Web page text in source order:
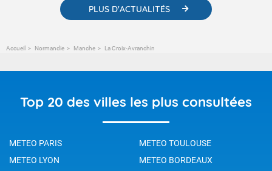
PLUS D'ACTUALITÉS
Accueil Normandie Manche La Croix-Avranchin
Top 20 des villes les plus consultées
METEO PARIS
METEO TOULOUSE
METEO LYON
METEO BORDEAUX